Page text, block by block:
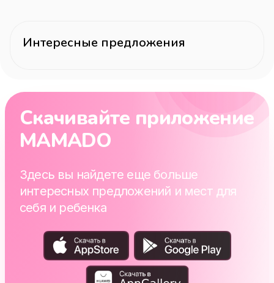
Интересные предложения
Скачивайте приложение
MAMADO
Здесь вы найдете еще больше
интересных предложений и мест для
себя и ребенка